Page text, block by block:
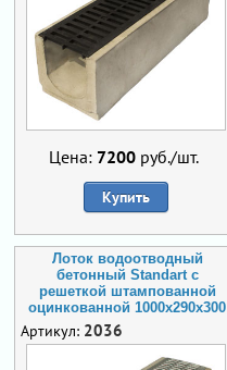
Цена: 7200руб./шт.
Купить
Лоток водоотводный
бетонный Standart с
решеткой штампованной
оцинкованной 1000x290x300
Артикул: 2036